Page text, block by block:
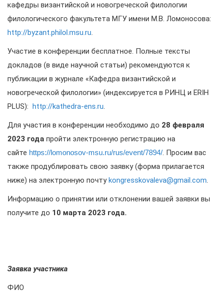
кафедры византийской и новогреческой филологии
филологического факультета МГУ имени М.В. Ломоносова:
http://byzant.philol.msu.ru.
Участие в конференции бесплатное. Полные тексты
докладов (в виде научной статьи) рекомендуются к
публикации в журнале «Кафедра византийской и
новогреческой филологии» (индексируется в РИНЦ и ERIH
PLUS): http://kathedra-ens.ru.
Для участия в конференции необходимо до 28 февраля
2023 года пройти электронную регистрацию на
сайте https://lomonosov-msu.ru/rus/event/7894/. Просим вас
также продублировать свою заявку (форма прилагается
ниже) на электронную почтуkongresskovaleva@gmail.com.
Информацию о принятии или отклонении вашей заявки вы
получите до 10 марта 2023 года.
Заявка участника
ФИО